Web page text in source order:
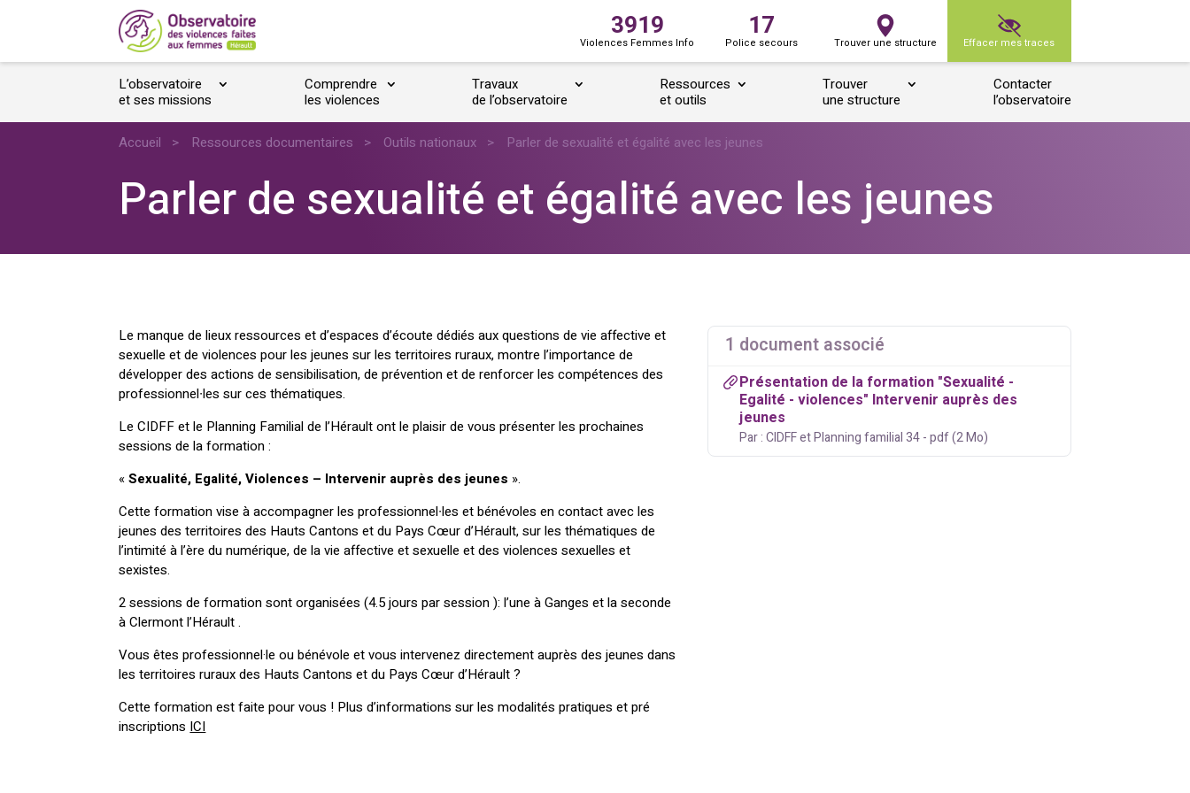
3919
Violences Femmes Info
17
Police secours Trouver une structure Effacer mes traces
L’observatoire
et ses missions
Comprendre
les violences
Travaux
de l’observatoire
Ressources
et outils
Trouver
une structure
Contacter
l’observatoire
Accueil > Ressources documentaires > Outils nationaux > Parler de sexualité et égalité avec les jeunes
Parler de sexualité et égalité avec les jeunes
Le manque de lieux ressources et d’espaces d’écoute dédiés aux questions de vie affective et
sexuelle et de violences pour les jeunes sur les territoires ruraux, montre l’importance de
développer des actions de sensibilisation, de prévention et de renforcer les compétences des
professionnel∙les sur ces thématiques.
Le CIDFF et le Planning Familial de l’Hérault ont le plaisir de vous présenter les prochaines
sessions de la formation :
«Sexualité, Egalité, Violences – Intervenir auprès des jeunes ».
Cette formation vise à accompagner les professionnel∙les et bénévoles en contact avec les
jeunes des territoires des Hauts Cantons et du Pays Cœur d’Hérault, sur les thématiques de
l’intimité à l’ère du numérique, de la vie affective et sexuelle et des violences sexuelles et
sexistes.
2 sessions de formation sont organisées (4.5 jours par session ): l’une à Ganges et la seconde
à Clermont l’Hérault .
Vous êtes professionnel·le ou bénévole et vous intervenez directement auprès des jeunes dans
les territoires ruraux des Hauts Cantons et du Pays Cœur d’Hérault ?
Cette formation est faite pour vous ! Plus d’informations sur les modalités pratiques et pré
inscriptions ICI
1 document associé
Présentation de la formation "Sexualité -
Egalité - violences" Intervenir auprès des
jeunes
Par : CIDFF et Planning familial 34 - pdf (2 Mo)